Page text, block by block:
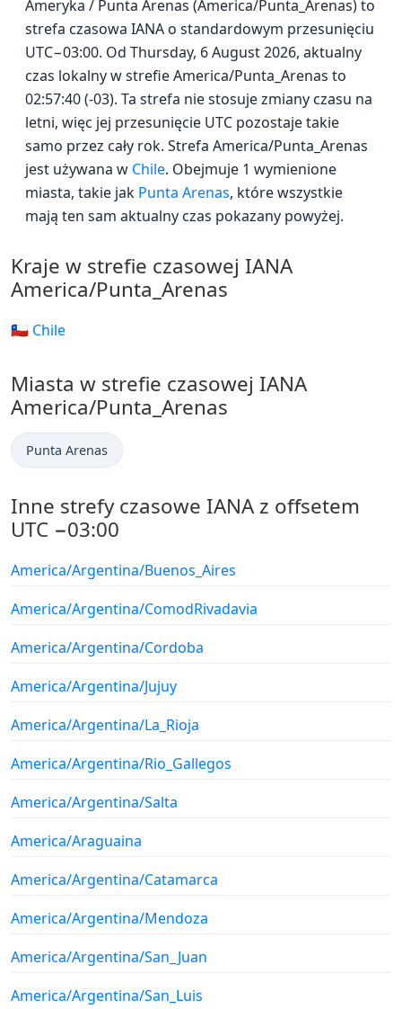
Ameryka / Punta Arenas (America/Punta_Arenas) to
strefa czasowa IANA o standardowym przesunięciu
UTC−03:00. Od Thursday, 6 August 2026, aktualny
czas lokalny w strefie America/Punta_Arenas to
02:57:40 (-03). Ta strefa nie stosuje zmiany czasu na
letni, więc jej przesunięcie UTC pozostaje takie
samo przez cały rok. Strefa America/Punta_Arenas
jest używana w Chile. Obejmuje 1 wymienione
miasta, takie jak Punta Arenas, które wszystkie
mają ten sam aktualny czas pokazany powyżej.
Kraje w strefie czasowej IANA
America/Punta_Arenas
🇨🇱 Chile
Miasta w strefie czasowej IANA
America/Punta_Arenas
Punta Arenas
Inne strefy czasowe IANA z offsetem
UTC −03:00
America/Argentina/Buenos_Aires
America/Argentina/ComodRivadavia
America/Argentina/Cordoba
America/Argentina/Jujuy
America/Argentina/La_Rioja
America/Argentina/Rio_Gallegos
America/Argentina/Salta
America/Araguaina
America/Argentina/Catamarca
America/Argentina/Mendoza
America/Argentina/San_Juan
America/Argentina/San_Luis